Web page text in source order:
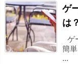
ゲ
は？
ゲ
簡
...